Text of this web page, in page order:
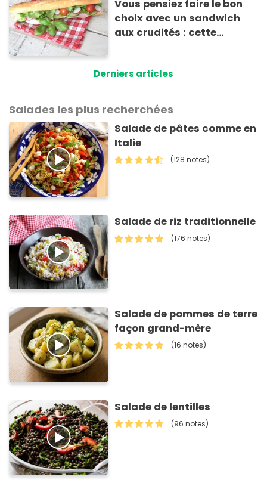
Vous pensiez faire le bon
choix avec un sandwich
aux crudités : cette
Derniers articles
Salades les plus recherchées
Salade de pâtes comme en
Italie
(128 notes)
Salade de riz traditionnelle
(176 notes)
Salade de pommes de terre
façon grand-mère
(16 notes)
Salade de lentilles
(96 notes)